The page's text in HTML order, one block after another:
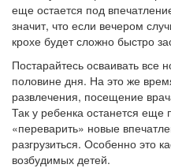
еще остается под
значит, что если вечером
крохе будет сложно быстро
Постарайтесь осваивать все
половине дня. На это же
развлечения, посещение
Так у ребенка останется еще
«переварить» новые
разгрузиться. Особенно это
возбудимых детей.